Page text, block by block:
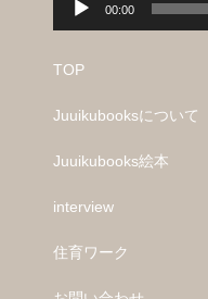
00:00
TOP
Juuikubooksについて
Juuikubooks絵本
interview
住育ワーク